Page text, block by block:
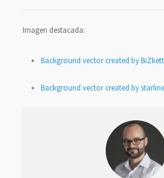
Imagen destacada:
Background vector created by
Background vector created by